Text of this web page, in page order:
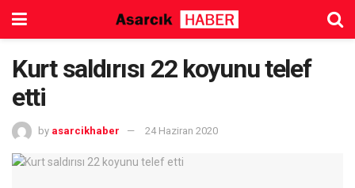
Kurt saldırısı 22 koyunu telef
etti
by asarcikhaber 24 Haziran 2020